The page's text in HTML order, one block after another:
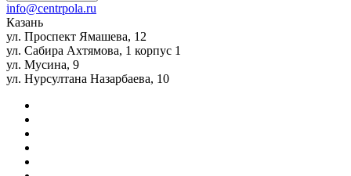
info@centrpola.ru
Казань
ул. Проспект Ямашева, 12
ул. Сабира Ахтямова, 1 корпус 1
ул. Мусина, 9
ул. Нурсултана Назарбаева, 10